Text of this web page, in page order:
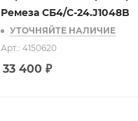
Ремеза СБ4/С-24.J1048B
УТОЧНЯЙТЕ НАЛИЧИЕ
Арт.: 4150620
33 400 ₽